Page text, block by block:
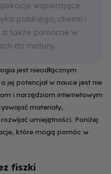
wspierające
polskiego, chemii i
także pomocne w
do matury.
jest nieodłącznym
jej potencjał w nauce jest nie
i narzędziom internetowym
materiały,
umiejętności. Poniżej
które mogą pomóc w
fiszki